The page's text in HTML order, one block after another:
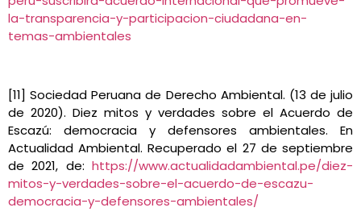
la-transparencia-y-participacion-ciudadana-en-
temas-ambientales
[11] Sociedad Peruana de Derecho Ambiental. (13 de julio
de 2020). Diez mitos y verdades sobre el Acuerdo de
Escazú: democracia y defensores ambientales. En
Actualidad Ambiental. Recuperado el 27 de septiembre
de 2021, de: https://www.actualidadambiental.pe/diez-
mitos-y-verdades-sobre-el-acuerdo-de-escazu-
democracia-y-defensores-ambientales/